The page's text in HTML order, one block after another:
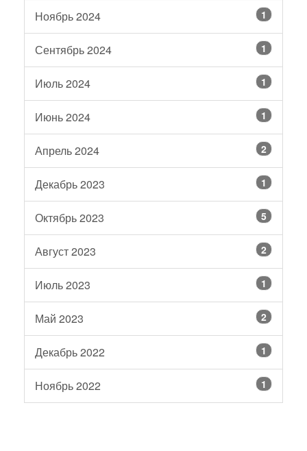
Ноябрь 2024 1
Сентябрь 2024 1
Июль 2024 1
Июнь 2024 1
Апрель 2024 2
Декабрь 2023 1
Октябрь 2023 5
Август 2023 2
Июль 2023 1
Май 2023 2
Декабрь 2022 1
Ноябрь 2022 1